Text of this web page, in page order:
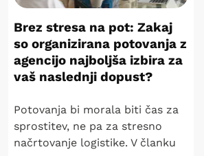
Brez stresa na pot: Zakaj
so organizirana potovanja z
agencijo najboljša izbira za
vaš naslednji dopust?
Potovanja bi morala biti čas za
sprostitev, ne pa za stresno
načrtovanje logistike. V članku